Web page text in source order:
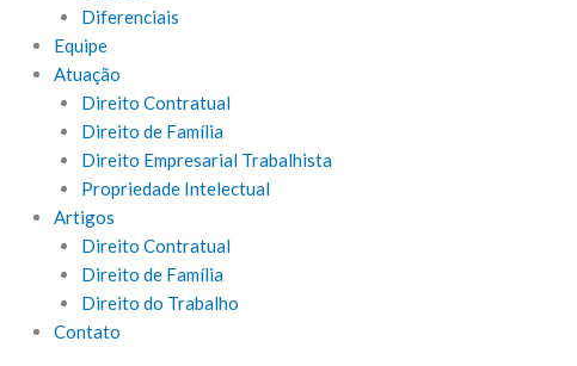
Diferenciais
Equipe
Atuação
Direito Contratual
Direito de Família
Direito Empresarial Trabalhista
Propriedade Intelectual
Artigos
Direito Contratual
Direito de Família
Direito do Trabalho
Contato